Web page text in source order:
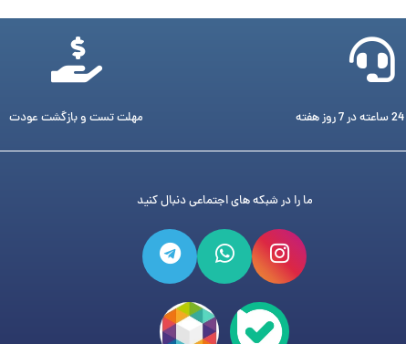
مهلت تست و بازگشت عودت
ما را در شبکه های اجتماعی دنبال کنید